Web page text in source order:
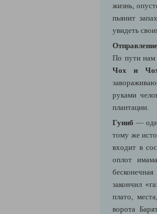
жизнь,
пьянит
увидеть
По пути нам
Чох и
руками
плантации.
Гуниб—
тому же
входит в
оплот
закончил
плато,
ворота